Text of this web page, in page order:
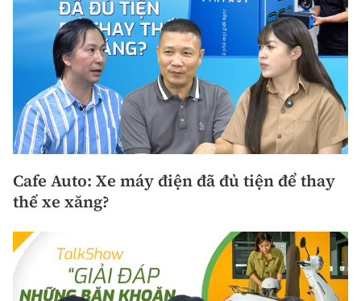
Cafe Auto: Xe máy điện đã đủ tiện để thay
thế xe xăng?